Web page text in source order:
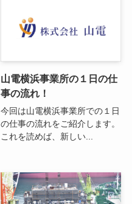
山電横浜事業所の１日の仕
事の流れ！
今回は山電横浜事業所での１日
の仕事の流れをご紹介します。
これを読めば、新しい...